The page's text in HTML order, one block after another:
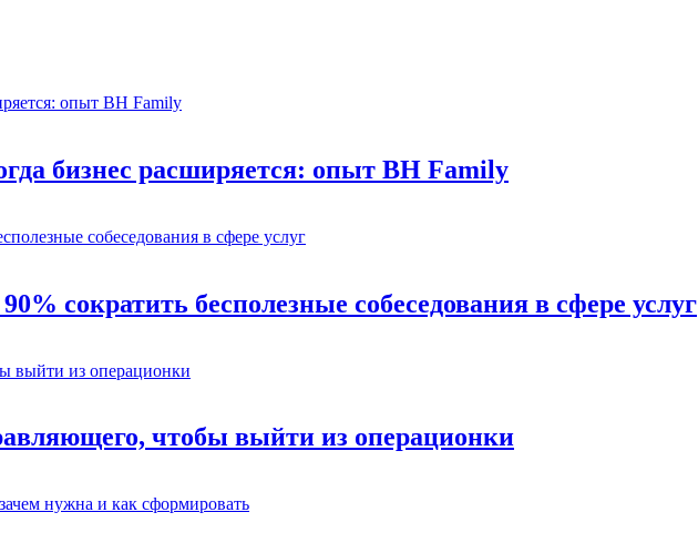
бизнес расширяется: опыт BH Family
сократить бесполезные собеседования в сфере услуг
чтобы выйти из операционки